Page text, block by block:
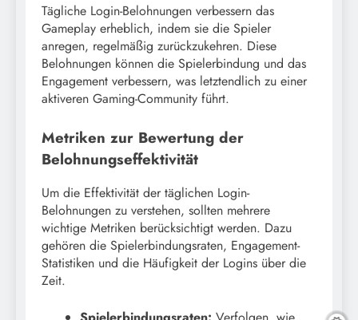
Tägliche Login-Belohnungen verbessern das
Gameplay erheblich, indem sie die Spieler
anregen, regelmäßig zurückzukehren. Diese
Belohnungen können die Spielerbindung und das
Engagement verbessern, was letztendlich zu einer
aktiveren Gaming-Community führt.
Metriken zur Bewertung der
Belohnungseffektivität
Um die Effektivität der täglichen Login-
Belohnungen zu verstehen, sollten mehrere
wichtige Metriken berücksichtigt werden. Dazu
gehören die Spielerbindungsraten, Engagement-
Statistiken und die Häufigkeit der Logins über die
Zeit.